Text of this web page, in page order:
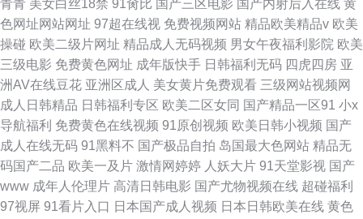
青青 美女白丝18禁 91肏比 国产三区电影 国产内射后入在线 黄
色网址网站网址 97超在线视 免费视频网站 精品欧美精品v 欧美
操碰 欧美二级片网址 精品成人无码视频 男女午夜福利影院 欧美
三级电影 免费黄色网址 成年版快手 日韩福利无码 四虎四房 亚
洲AV在线豆花 亚洲区成人 美女黄片免费观看 三级网站视频网
成人日韩精品 日韩福利专区 欧美二区女同 国产精品一区91 小x
导航福利 免费黄色在线视频 91原创视频 欧美日韩小视频 国产
成人在线无码 91黑料不 国产极品自拍 岛国最大色网站 精品无
码国产二品 欧美一及片 激情网婷婷 人妖大片 91天堂影视 国产
www 成年人伦理片 高清日韩电影 国产尤物视频在线 超碰福利
97视屏 91看片入口 日本国产成人视频 日本日韩欧美在线 黄色